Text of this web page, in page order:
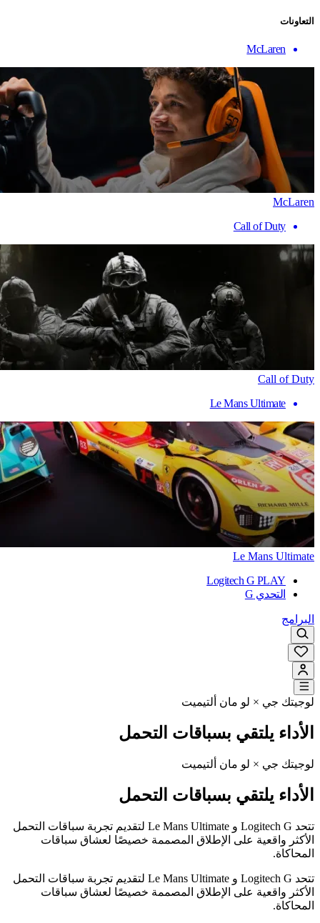
التعاونات
McLaren
McLaren
Call of Duty
Call of Duty
Le Mans Ultimate
Le Mans Ultimate
Logitech G PLAY
التحدي G
البرامج
لوجيتك جي × لو مان ألتيميت
الأداء يلتقي بسباقات التحمل
لوجيتك جي × لو مان ألتيميت
الأداء يلتقي بسباقات التحمل
تتحد Logitech G و Le Mans Ultimate لتقديم تجربة سباقات التحمل
الأكثر واقعية على الإطلاق المصممة خصيصًا لعشاق سباقات
المحاكاة.
تتحد Logitech G و Le Mans Ultimate لتقديم تجربة سباقات التحمل
الأكثر واقعية على الإطلاق المصممة خصيصًا لعشاق سباقات
المحاكاة.